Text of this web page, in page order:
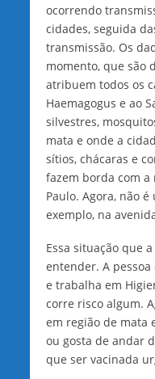
ocorrendo
cidades, seguida
transmissão. Os
momento, que são
atribuem todos os
Haemagogus e ao
silvestres,
mata e onde a
sítios, chácaras e
fazem borda com a
Paulo. Agora, não
exemplo, na
Essa situação que
entender. A
e trabalha em
corre risco algum.
em região de mata
ou gosta de andar
que ser vacinada